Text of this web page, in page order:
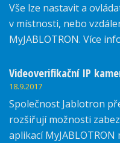
Vše lze nastavit a
v místnosti, nebo
MyJABLOTRON. Více
Videoverifikační IP
18.9.2017
Společnost Jablotron
rozšiřují možnosti
aplikací